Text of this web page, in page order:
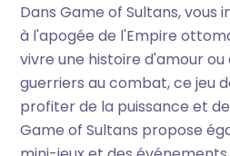
Dans Game of Sultans, vous
à l'apogée de l'Empire
vivre une histoire d'amour
guerriers au combat, ce jeu
profiter de la puissance et
Game of Sultans propose